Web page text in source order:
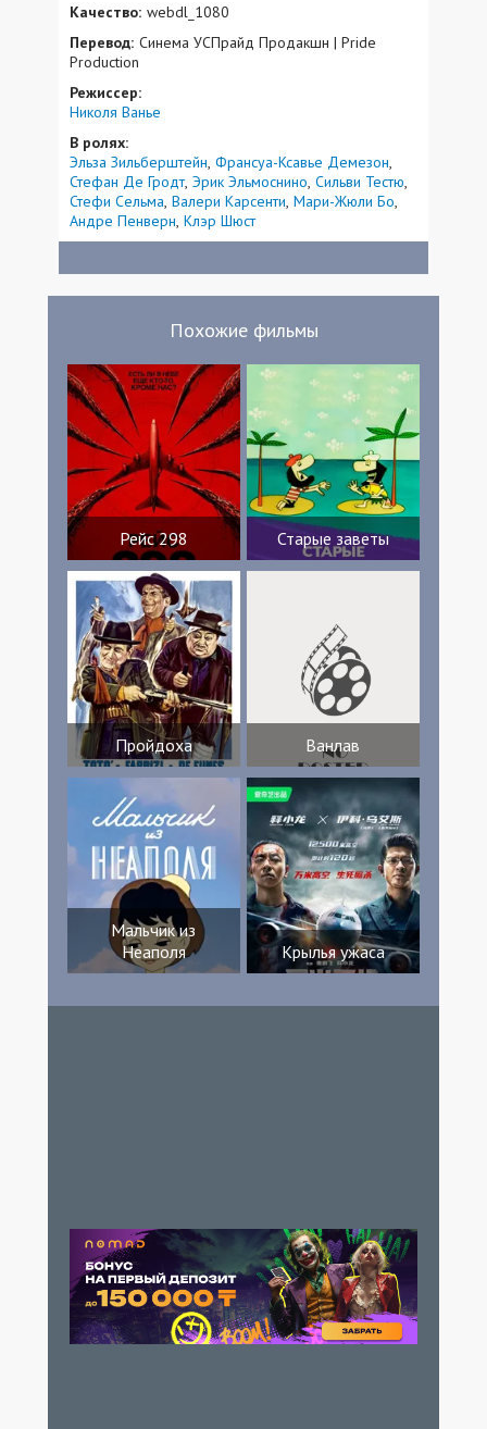
Качество: webdl_1080
Перевод: Синема УСПрайд Продакшн | Pride
Production
Режиссер:
Николя Ванье
В ролях:
Эльза Зильберштейн Франсуа-Ксавье Демезон
Стефан Де Гродт Эрик Эльмоснино Сильви Тестю
Стефи Сельма Валери Карсенти Мари-Жюли Бо
Андре Пенверн Клэр Шюст
Похожие фильмы
Рейс 298 Старые заветы
Пройдоха Ванлав
Мальчик из
Неаполя
Крылья ужаса